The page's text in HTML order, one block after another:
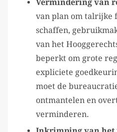
Vermindering van
van plan om talrijke
schaffen,
van het
beperkt om grote
expliciete
moet de
ontmantelen en
verminderen.